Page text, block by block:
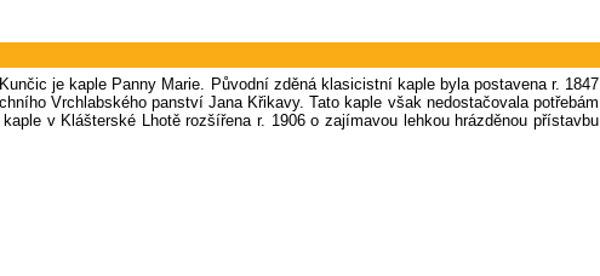
je kaple Panny Marie. Původní zděná klasicistní kaple byla postavena r. 1847
Vrchlabského panství Jana Křikavy. Tato kaple však nedostačovala potřebám
v Klášterské Lhotě rozšířena r. 1906 o zajímavou lehkou hrázděnou přístavbu